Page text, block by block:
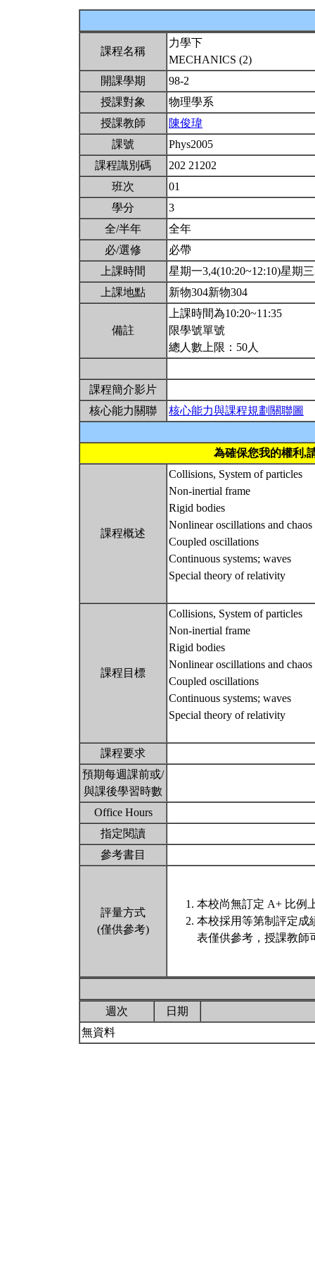
課程名稱
力學下
MECHANICS (2)
開課學期
98-2
授課對象
物理學系
授課教師
陳俊瑋
課號
Phys2005
課程識別碼
202 21202
班次
01
學分
3
全/半年
全年
必/選修
必帶
上課時間
星期一3,4(10:20~12:10)星期
上課地點
新物304新物304
備註
上課時間為10:20~11:35
限學號單號
總人數上限：50人
課程簡介影片
核心能力關聯
核心能力與課程規劃關聯圖
為確保您我的權利,
課程概述
Collisions, System of particles
Non-inertial frame
Rigid bodies
Nonlinear oscillations and chaos
Coupled oscillations
Continuous systems; waves
Special theory of relativity
課程目標
Collisions, System of particles
Non-inertial frame
Rigid bodies
Nonlinear oscillations and chaos
Coupled oscillations
Continuous systems; waves
Special theory of relativity
課程要求
預期每週課前或/
與課後學習時數
Office Hours
指定閱讀
參考書目
評量方式
(僅供參考)
本校尚無訂定 A+ 比例
本校採用等第制評定成
表僅供參考，授課教師
週次
日期
無資料